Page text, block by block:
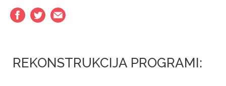
REKONSTRUKCIJA PROGRAMI: